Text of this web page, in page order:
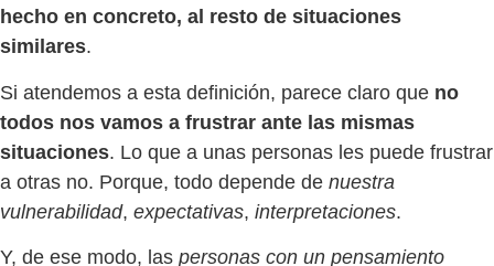
hecho en concreto, al resto de situaciones
similares.
Si atendemos a esta definición, parece claro que no
todos nos vamos a frustrar ante las mismas
situaciones. Lo que a unas personas les puede frustrar
a otras no. Porque, todo depende de nuestra
vulnerabilidad, expectativas, interpretaciones.
Y, de ese modo, las personas con un pensamiento